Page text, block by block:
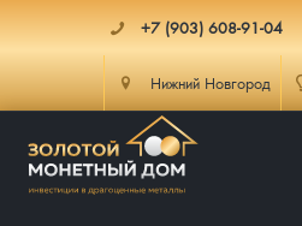
+7 (903) 608-91-04
Нижний Новгород